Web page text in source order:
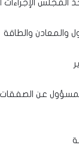
المجلس
والمعادن والطاقة
عن الصفقات